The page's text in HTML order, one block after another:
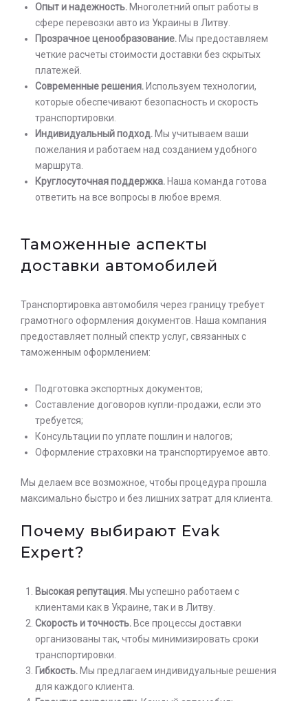
Опыт и надежность. Многолетний опыт работы в
сфере перевозки авто из Украины в Литву.
Прозрачное ценообразование. Мы предоставляем
четкие расчеты стоимости доставки без скрытых
платежей.
Современные решения. Используем технологии,
которые обеспечивают безопасность и скорость
транспортировки.
Индивидуальный подход. Мы учитываем ваши
пожелания и работаем над созданием удобного
маршрута.
Круглосуточная поддержка. Наша команда готова
ответить на все вопросы в любое время.
Таможенные аспекты
доставки автомобилей
Транспортировка автомобиля через границу требует
грамотного оформления документов. Наша компания
предоставляет полный спектр услуг, связанных с
таможенным оформлением:
Подготовка экспортных документов;
Составление договоров купли-продажи, если это
требуется;
Консультации по уплате пошлин и налогов;
Оформление страховки на транспортируемое авто.
Мы делаем все возможное, чтобы процедура прошла
максимально быстро и без лишних затрат для клиента.
Почему выбирают Evak
Expert?
Высокая репутация. Мы успешно работаем с
клиентами как в Украине, так и в Литву.
Скорость и точность. Все процессы доставки
организованы так, чтобы минимизировать сроки
транспортировки.
Гибкость. Мы предлагаем индивидуальные решения
для каждого клиента.